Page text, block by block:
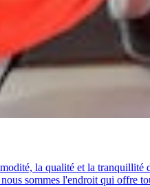
la qualité et la
sommes l'endroit qui